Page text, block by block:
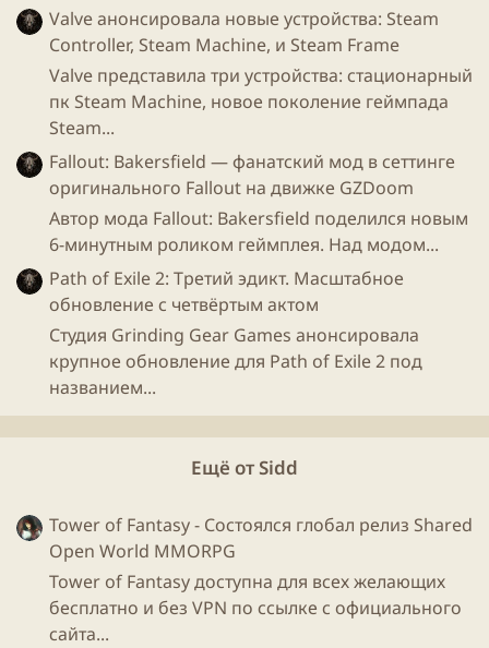
На форуме игрызаявлено около 180 гильдий
количеством выше 10 игроков, а самая крупная
насчитывает 1000 человек. Конечно, пока это цифры
на бумаге, но выглядит уже интересно)
Valve анонсировала новые устройства: Steam
Controller, Steam Machine, и Steam Frame
Valve представила три устройства: стационарный
пк Steam Machine, новое поколение геймпада
Steam...
Fallout: Bakersfield — фанатский мод в сеттинге
оригинального Fallout на движке GZDoom
Автор мода Fallout: Bakersfield поделился новым
6-минутным роликом геймплея. Над модом...
Path of Exile 2: Третий эдикт. Масштабное
обновление с четвёртым актом
Студия Grinding Gear Games анонсировала
крупное обновление для Path of Exile 2 под
названием...
Ещё от Sidd
Tower of Fantasy - Состоялся глобал релиз Shared
Open World MMORPG
Tower of Fantasy доступна для всех желающих
бесплатно и без VPN по ссылке с официального
сайта...